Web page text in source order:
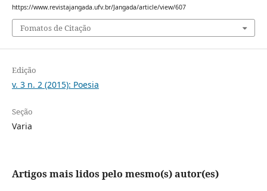
https://www.revistajangada.ufv.br/Jangada/article/view/607
Fomatos de Citação
Edição
v. 3 n. 2 (2015): Poesia
Seção
Varia
Artigos mais lidos pelo mesmo(s) autor(es)